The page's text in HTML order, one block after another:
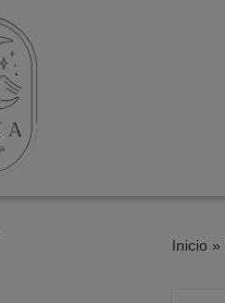
Inicio »